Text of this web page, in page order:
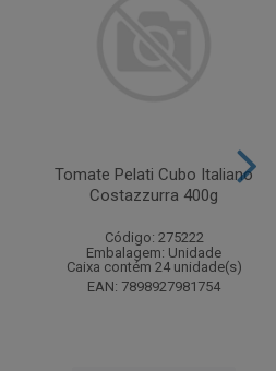
Tomate Pelati Cubo Italiano
Costazzurra 400g
Código: 275222
Embalagem: Unidade
Caixa contém 24 unidade(s)
EAN: 7898927981754